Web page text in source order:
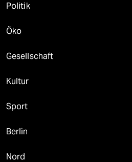
Politik
Öko
Gesellschaft
Kultur
Sport
Berlin
Nord